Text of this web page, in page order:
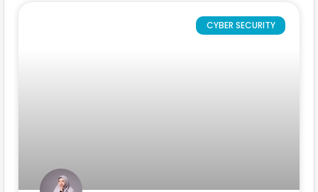
CYBER SECURITY